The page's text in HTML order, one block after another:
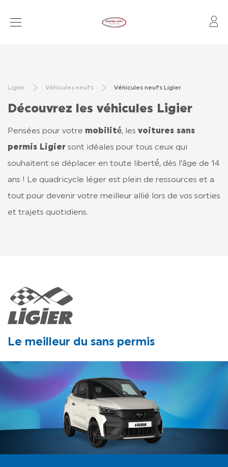
RÉSEAU
APRÈS-VENTE
FINANCEMENT ET ASSURANCE
LOCATION OLD
CONTACT
Ligier Véhicules neufs Véhicules neufs Ligier
Découvrez les véhicules Ligier
Pensées pour votre mobilité́, les voitures sans
permis Ligier sont idéales pour tous ceux qui
souhaitent se déplacer en toute liberté́, dès l’âge de 14
ans ! Le quadricycle léger est plein de ressources et a
tout pour devenir votre meilleur allié lors de vos sorties
et trajets quotidiens.
Le meilleur du sans permis